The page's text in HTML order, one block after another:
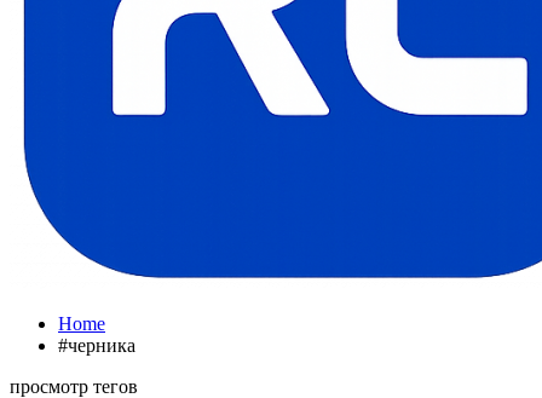
Home
#черника
просмотр тегов